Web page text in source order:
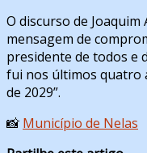
O discurso de
mensagem de
presidente de todos e
fui nos últimos quatro
de 2029”.
📸 Município de Nelas